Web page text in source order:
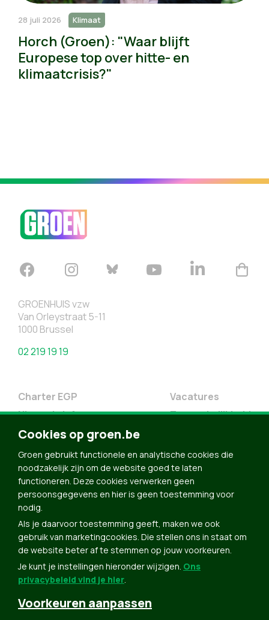
28 juli 2026 Klimaat
Horch (Groen): "Waar blijft
Europese top over hitte- en
klimaatcrisis?"
GROENHUIS vzw
Van Orleystraat 5-11
1000 Brussel
02 219 19 19
Charter EGP
Nieuwsbrief
Doe Mee
Contact
Groen in je buurt
Meldpunt
Vacatures
Toegankelijkheid
Word lid
Agenda
Bekijk kalender
Verleng je lidmaatschap
Programma oktober 2024
Programma juni 2024
Cookies op groen.be
Groen gebruikt functionele en analytische cookies die
noodzakelijk zijn om de website goed te laten
functioneren. Deze cookies verwerken geen
persoonsgegevens en hier is geen toestemming voor
nodig.
Als je daarvoor toestemming geeft, maken we ook
gebruik van marketingcookies. Die stellen ons in staat om
de website beter af te stemmen op jouw voorkeuren.
Je kunt je instellingen hieronder wijzigen. Ons
privacybeleid vind je hier.
Voorkeuren aanpassen